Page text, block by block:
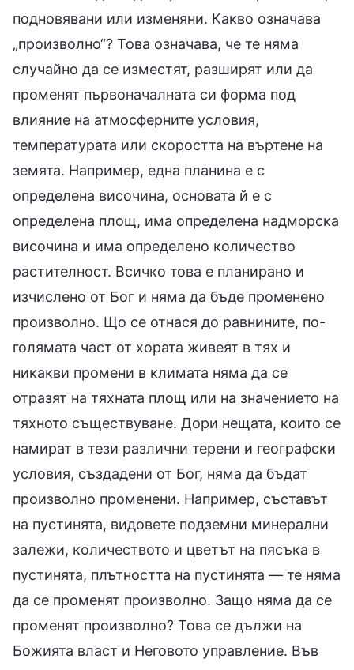
подновявани или изменяни. Какво означава
„произволно“? Това означава, че те няма
случайно да се изместят, разширят или да
променят първоначалната си форма под
влияние на атмосферните условия,
температурата или скоростта на въртене на
земята. Например, една планина е с
определена височина, основата й е с
определена площ, има определена надморска
височина и има определено количество
растителност. Всичко това е планирано и
изчислено от Бог и няма да бъде променено
произволно. Що се отнася до равнините, по-
голямата част от хората живеят в тях и
никакви промени в климата няма да се
отразят на тяхната площ или на значението на
тяхното съществуване. Дори нещата, които се
намират в тези различни терени и географски
условия, създадени от Бог, няма да бъдат
произволно променени. Например, съставът
на пустинята, видовете подземни минерални
залежи, количеството и цветът на пясъка в
пустинята, плътността на пустинята — те няма
да се променят произволно. Защо няма да се
променят произволно? Това се дължи на
Божията власт и Неговото управление. Във